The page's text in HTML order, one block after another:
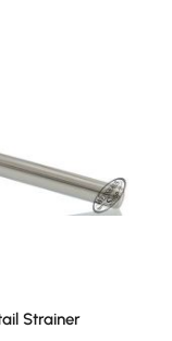
Strainer